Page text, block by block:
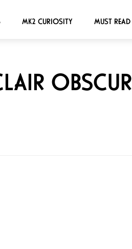
MK2 CURIOSITY MUST READ
OBSCUR